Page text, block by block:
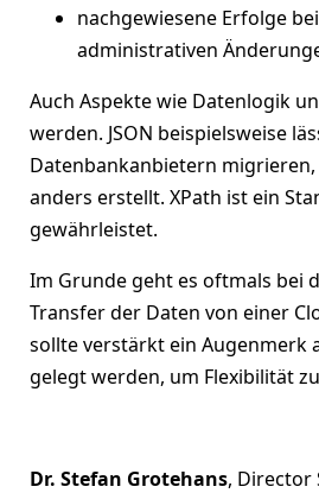
nachgewiesene Erfolge
administrativen
Auch Aspekte wie Datenlogik
werden. JSON beispielsweise
Datenbankanbietern migrieren,
anders erstellt. XPath ist ein
gewährleistet.
Im Grunde geht es oftmals bei
Transfer der Daten von einer
sollte verstärkt ein Augenmerk
gelegt werden, um Flexibilität
Dr. Stefan Grotehans, Director